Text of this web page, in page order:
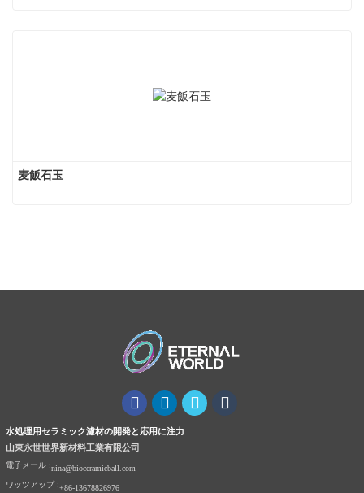
麦飯石玉
水処理用セラミック濾材の開発と応用に注力
山東永世世界新材料工業有限公司
電子メール :nina@bioceramicball.com
ワッツアップ :+86-13678826976